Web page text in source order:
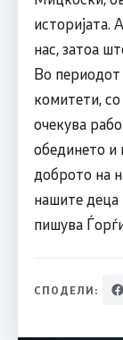
историјата.
нас, затоа
Во
комитети,
очекува
обединето и
доброто на
нашите деца
пишува
СПОДЕЛИ: